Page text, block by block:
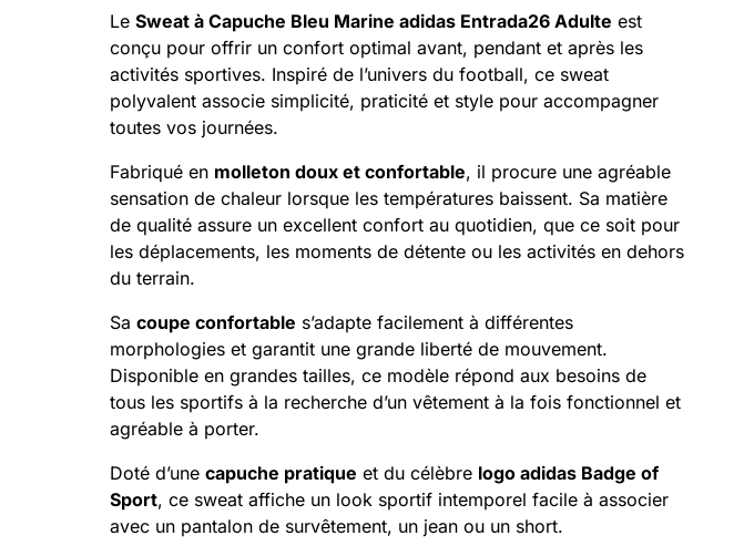
Le Sweat à Capuche Bleu Marine adidas Entrada26 Adulte est
conçu pour offrir un confort optimal avant, pendant et après les
activités sportives. Inspiré de l’univers du football, ce sweat
polyvalent associe simplicité, praticité et style pour accompagner
toutes vos journées.
Fabriqué en molleton doux et confortable, il procure une agréable
sensation de chaleur lorsque les températures baissent. Sa matière
de qualité assure un excellent confort au quotidien, que ce soit pour
les déplacements, les moments de détente ou les activités en dehors
du terrain.
Sa coupe confortable s’adapte facilement à différentes
morphologies et garantit une grande liberté de mouvement.
Disponible en grandes tailles, ce modèle répond aux besoins de
tous les sportifs à la recherche d’un vêtement à la fois fonctionnel et
agréable à porter.
Doté d’une capuche pratique et du célèbre logo adidas Badge of
Sport, ce sweat affiche un look sportif intemporel facile à associer
avec un pantalon de survêtement, un jean ou un short.